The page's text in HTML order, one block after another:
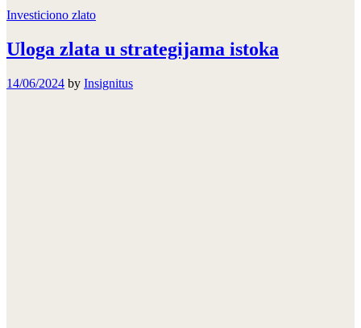
Investiciono zlato
Uloga zlata u strategijama istoka
14/06/2024 by Insignitus